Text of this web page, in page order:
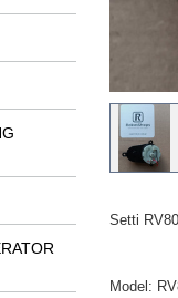
Setti
Model: